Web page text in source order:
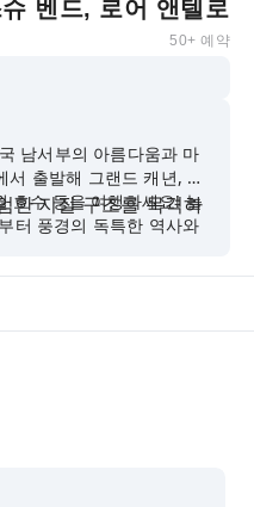
벤드, 로어 앤텔로
50+ 예약
남서부의 아름다움과 마
출발해 그랜드 캐년, 앤
호수 등을 여행하세요! 놀
터 풍경의 독특한 역사와
한 지질 구조를 목격하
어 가이드와 자유롭게
로운 교통 정리를 하지